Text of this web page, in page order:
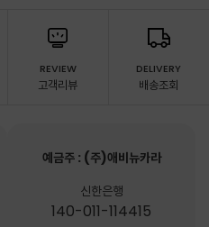
REVIEW
고객리뷰
DELIVERY
배송조회
예금주 : (주)애비뉴카라
신한은행
140-011-114415